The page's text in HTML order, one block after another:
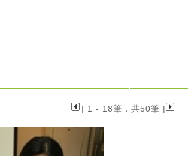
| 1 - 18筆，共50筆 |